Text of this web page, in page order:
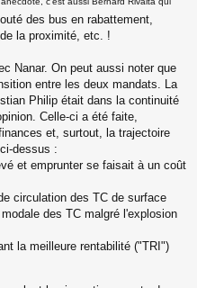
des bus en rabattement,
la proximité, etc. !
Nanar. On peut aussi noter que
entre les deux mandats. La
Philip était dans la continuité
Celle-ci a été faite,
et, surtout, la trajectoire
dessus :
et emprunter se faisait à un coût
circulation des TC de surface
des TC malgré l'explosion
la meilleure rentabilité ("TRI")